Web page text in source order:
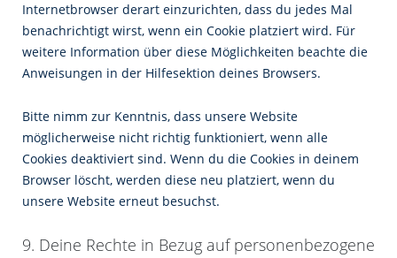
Internetbrowser derart einzurichten, dass du jedes Mal
benachrichtigt wirst, wenn ein Cookie platziert wird. Für
weitere Information über diese Möglichkeiten beachte die
Anweisungen in der Hilfesektion deines Browsers.
Bitte nimm zur Kenntnis, dass unsere Website
möglicherweise nicht richtig funktioniert, wenn alle
Cookies deaktiviert sind. Wenn du die Cookies in deinem
Browser löscht, werden diese neu platziert, wenn du
unsere Website erneut besuchst.
9. Deine Rechte in Bezug auf personenbezogene